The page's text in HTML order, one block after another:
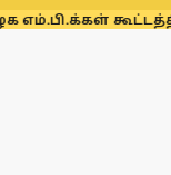
கூட்டத்தில்